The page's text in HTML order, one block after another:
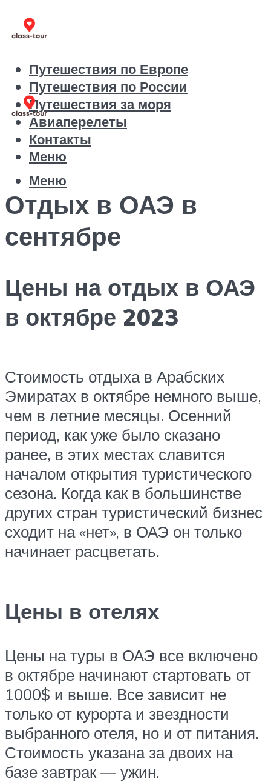
Путешествия по Европе
Путешествия по России
Путешествия за моря
Авиаперелеты
Контакты
Меню
Меню
Отдых в ОАЭ в
сентябре
Цены на отдых в ОАЭ
в октябре 2023
Стоимость отдыха в Арабских
Эмиратах в октябре немного выше,
чем в летние месяцы. Осенний
период, как уже было сказано
ранее, в этих местах славится
началом открытия туристического
сезона. Когда как в большинстве
других стран туристический бизнес
сходит на «нет», в ОАЭ он только
начинает расцветать.
Цены в отелях
Цены на туры в ОАЭ все включено
в октябре начинают стартовать от
1000$ и выше. Все зависит не
только от курорта и звездности
выбранного отеля, но и от питания.
Стоимость указана за двоих на
базе завтрак — ужин.